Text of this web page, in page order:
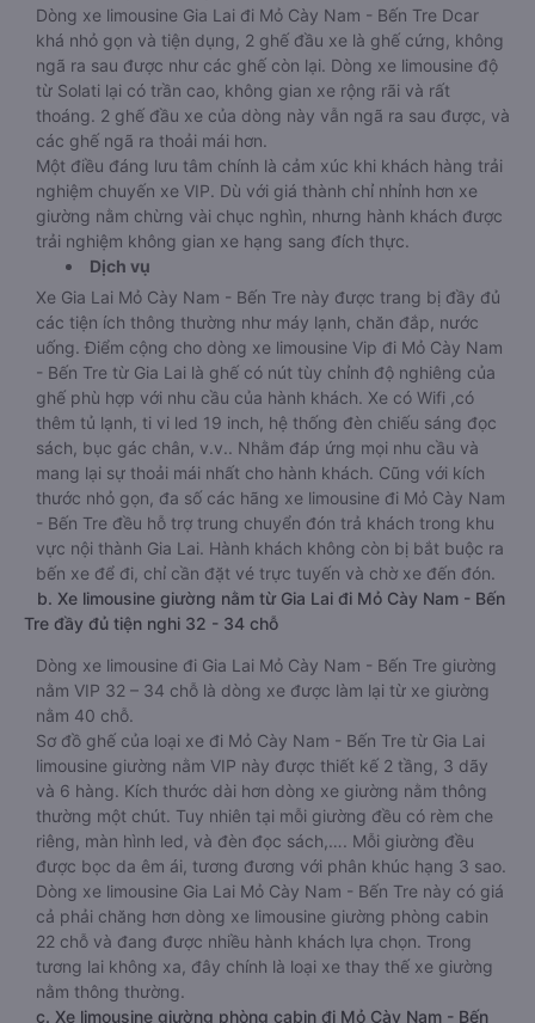
Dòng xe limousine Gia Lai đi Mỏ Cày Nam - Bến Tre Dcar
khá nhỏ gọn và tiện dụng, 2 ghế đầu xe là ghế cứng, không
ngã ra sau được như các ghế còn lại. Dòng xe limousine độ
từ Solati lại có trần cao, không gian xe rộng rãi và rất
thoáng. 2 ghế đầu xe của dòng này vẫn ngã ra sau được, và
các ghế ngã ra thoải mái hơn.
Một điều đáng lưu tâm chính là cảm xúc khi khách hàng trải
nghiệm chuyến xe VIP. Dù với giá thành chỉ nhỉnh hơn xe
giường nằm chừng vài chục nghìn, nhưng hành khách được
trải nghiệm không gian xe hạng sang đích thực.
Dịch vụ
Xe Gia Lai Mỏ Cày Nam - Bến Tre này được trang bị đầy đủ
các tiện ích thông thường như máy lạnh, chăn đắp, nước
uống. Điểm cộng cho dòng xe limousine Vip đi Mỏ Cày Nam
- Bến Tre từ Gia Lai là ghế có nút tùy chỉnh độ nghiêng của
ghế phù hợp với nhu cầu của hành khách. Xe có Wifi ,có
thêm tủ lạnh, ti vi led 19 inch, hệ thống đèn chiếu sáng đọc
sách, bục gác chân, v.v.. Nhằm đáp ứng mọi nhu cầu và
mang lại sự thoải mái nhất cho hành khách. Cũng với kích
thước nhỏ gọn, đa số các hãng xe limousine đi Mỏ Cày Nam
- Bến Tre đều hỗ trợ trung chuyển đón trả khách trong khu
vực nội thành Gia Lai. Hành khách không còn bị bắt buộc ra
bến xe để đi, chỉ cần đặt vé trực tuyến và chờ xe đến đón.
b. Xe limousine giường nằm từ Gia Lai đi Mỏ Cày Nam - Bến
Tre đầy đủ tiện nghi 32 - 34 chỗ
Dòng xe limousine đi Gia Lai Mỏ Cày Nam - Bến Tre giường
nằm VIP 32 – 34 chỗ là dòng xe được làm lại từ xe giường
nằm 40 chỗ.
Sơ đồ ghế của loại xe đi Mỏ Cày Nam - Bến Tre từ Gia Lai
limousine giường nằm VIP này được thiết kế 2 tầng, 3 dãy
và 6 hàng. Kích thước dài hơn dòng xe giường nằm thông
thường một chút. Tuy nhiên tại mỗi giường đều có rèm che
riêng, màn hình led, và đèn đọc sách,…. Mỗi giường đều
được bọc da êm ái, tương đương với phân khúc hạng 3 sao.
Dòng xe limousine Gia Lai Mỏ Cày Nam - Bến Tre này có giá
cả phải chăng hơn dòng xe limousine giường phòng cabin
22 chỗ và đang được nhiều hành khách lựa chọn. Trong
tương lai không xa, đây chính là loại xe thay thế xe giường
nằm thông thường.
c. Xe limousine giường phòng cabin đi Mỏ Cày Nam - Bến